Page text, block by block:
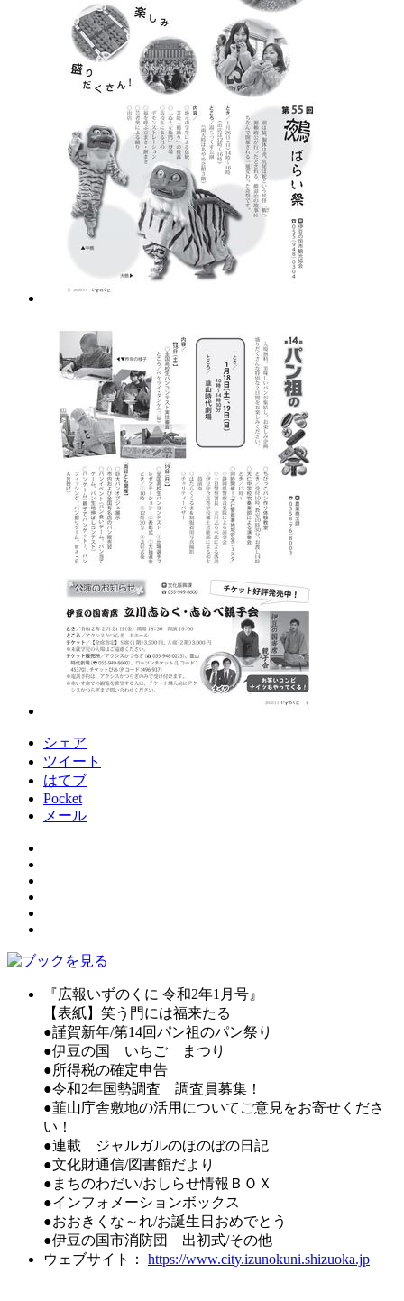
シェア
ツイート
はてブ
Pocket
メール
『広報いずのくに 令和2年1月号』
【表紙】笑う門には福来たる
●謹賀新年/第14回パン祖のパン祭り
●伊豆の国 いちご まつり
●所得税の確定申告
●令和2年国勢調査 調査員募集！
●韮山庁舎敷地の活用についてご意見をお寄せくださ
い！
●連載 ジャルガルのほのぼの日記
●文化財通信/図書館だより
●まちのわだい/おしらせ情報ＢＯＸ
●インフォメーションボックス
●おおきくな～れ/お誕生日おめでとう
●伊豆の国市消防団 出初式/その他
ウェブサイト： https://www.city.izunokuni.shizuoka.jp